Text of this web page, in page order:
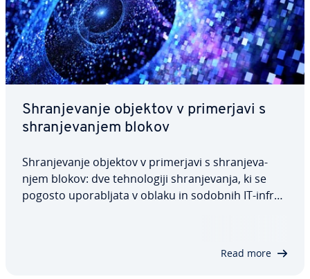
Shra­nje­va­nje objektov v pri­mer­ja­vi s
shra­nje­va­njem blokov
Shra­nje­va­nje objektov v pri­mer­ja­vi s shra­nje­va­
njem blokov: dve teh­no­lo­gi­ji shra­nje­va­nja, ki se
pogosto upo­ra­blja­ta v oblaku in sodobnih IT-in­fra­
Read more